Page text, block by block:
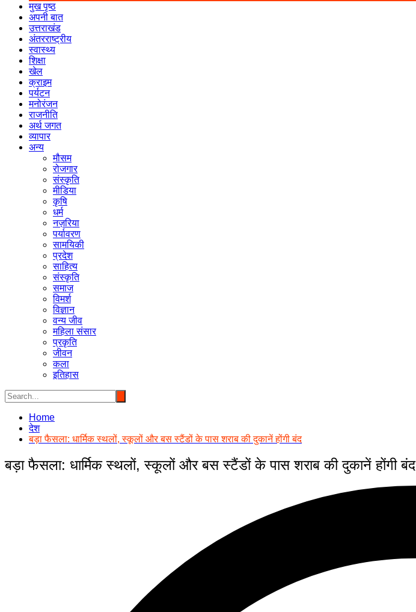
मुख पृष्ठ
अपनी बात
उत्तराखंड
अंतरराष्ट्रीय
स्वास्थ्य
शिक्षा
खेल
क्राइम
पर्यटन
मनोरंजन
राजनीति
अर्थ जगत
व्यापार
अन्य
मौसम
रोजगार
संस्कृति
मीडिया
कृषि
धर्म
नज़रिया
पर्यावरण
सामयिकी
प्रदेश
साहित्य
संस्कृति
समाज
विमर्श
विज्ञान
वन्य जीव
महिला संसार
प्रकृति
जीवन
कला
इतिहास
Home
देश
बड़ा फैसला: धार्मिक स्थलों, स्कूलों और बस स्टैंडों के पास शराब की दुकानें होंगी बंद
बड़ा फैसला: धार्मिक स्थलों, स्कूलों और बस स्टैंडों के पास शराब की दुकानें होंगी बंद